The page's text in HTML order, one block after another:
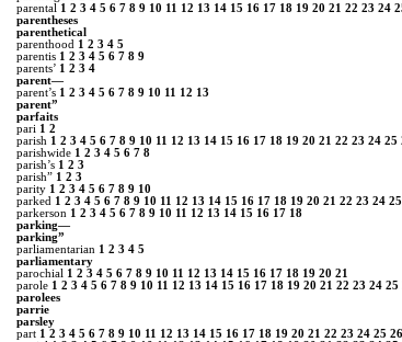
parental 1 2 3 4 5 6 7 8 9 10 11 12 13 14 15 16 17 18 19 20 21 22 23 24
parentheses
parenthetical
parenthood 1 2 3 4 5
parentis 1 2 3 4 5 6 7 8 9
parents’ 1 2 3 4
parent—
parent’s 1 2 3 4 5 6 7 8 9 10 11 12 13
parent”
parfaits
pari 1 2
parish 1 2 3 4 5 6 7 8 9 10 11 12 13 14 15 16 17 18 19 20 21 22 23 24 25
parishwide 1 2 3 4 5 6 7 8
parish’s 1 2 3
parish” 1 2 3
parity 1 2 3 4 5 6 7 8 9 10
parked 1 2 3 4 5 6 7 8 9 10 11 12 13 14 15 16 17 18 19 20 21 22 23 24 25
parkerson 1 2 3 4 5 6 7 8 9 10 11 12 13 14 15 16 17 18
parking—
parking”
parliamentarian 1 2 3 4 5
parliamentary
parochial 1 2 3 4 5 6 7 8 9 10 11 12 13 14 15 16 17 18 19 20 21
parole 1 2 3 4 5 6 7 8 9 10 11 12 13 14 15 16 17 18 19 20 21 22 23 24 25
parolees
parrie
parsley
part 1 2 3 4 5 6 7 8 9 10 11 12 13 14 15 16 17 18 19 20 21 22 23 24 25 26